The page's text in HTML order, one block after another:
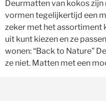
Deurmatten van kokos
vormen tegelijkertijd een
zeker met het assortiment
uit kunt kiezen en ze
wonen: “Back to Nature”
ze niet. Matten met een